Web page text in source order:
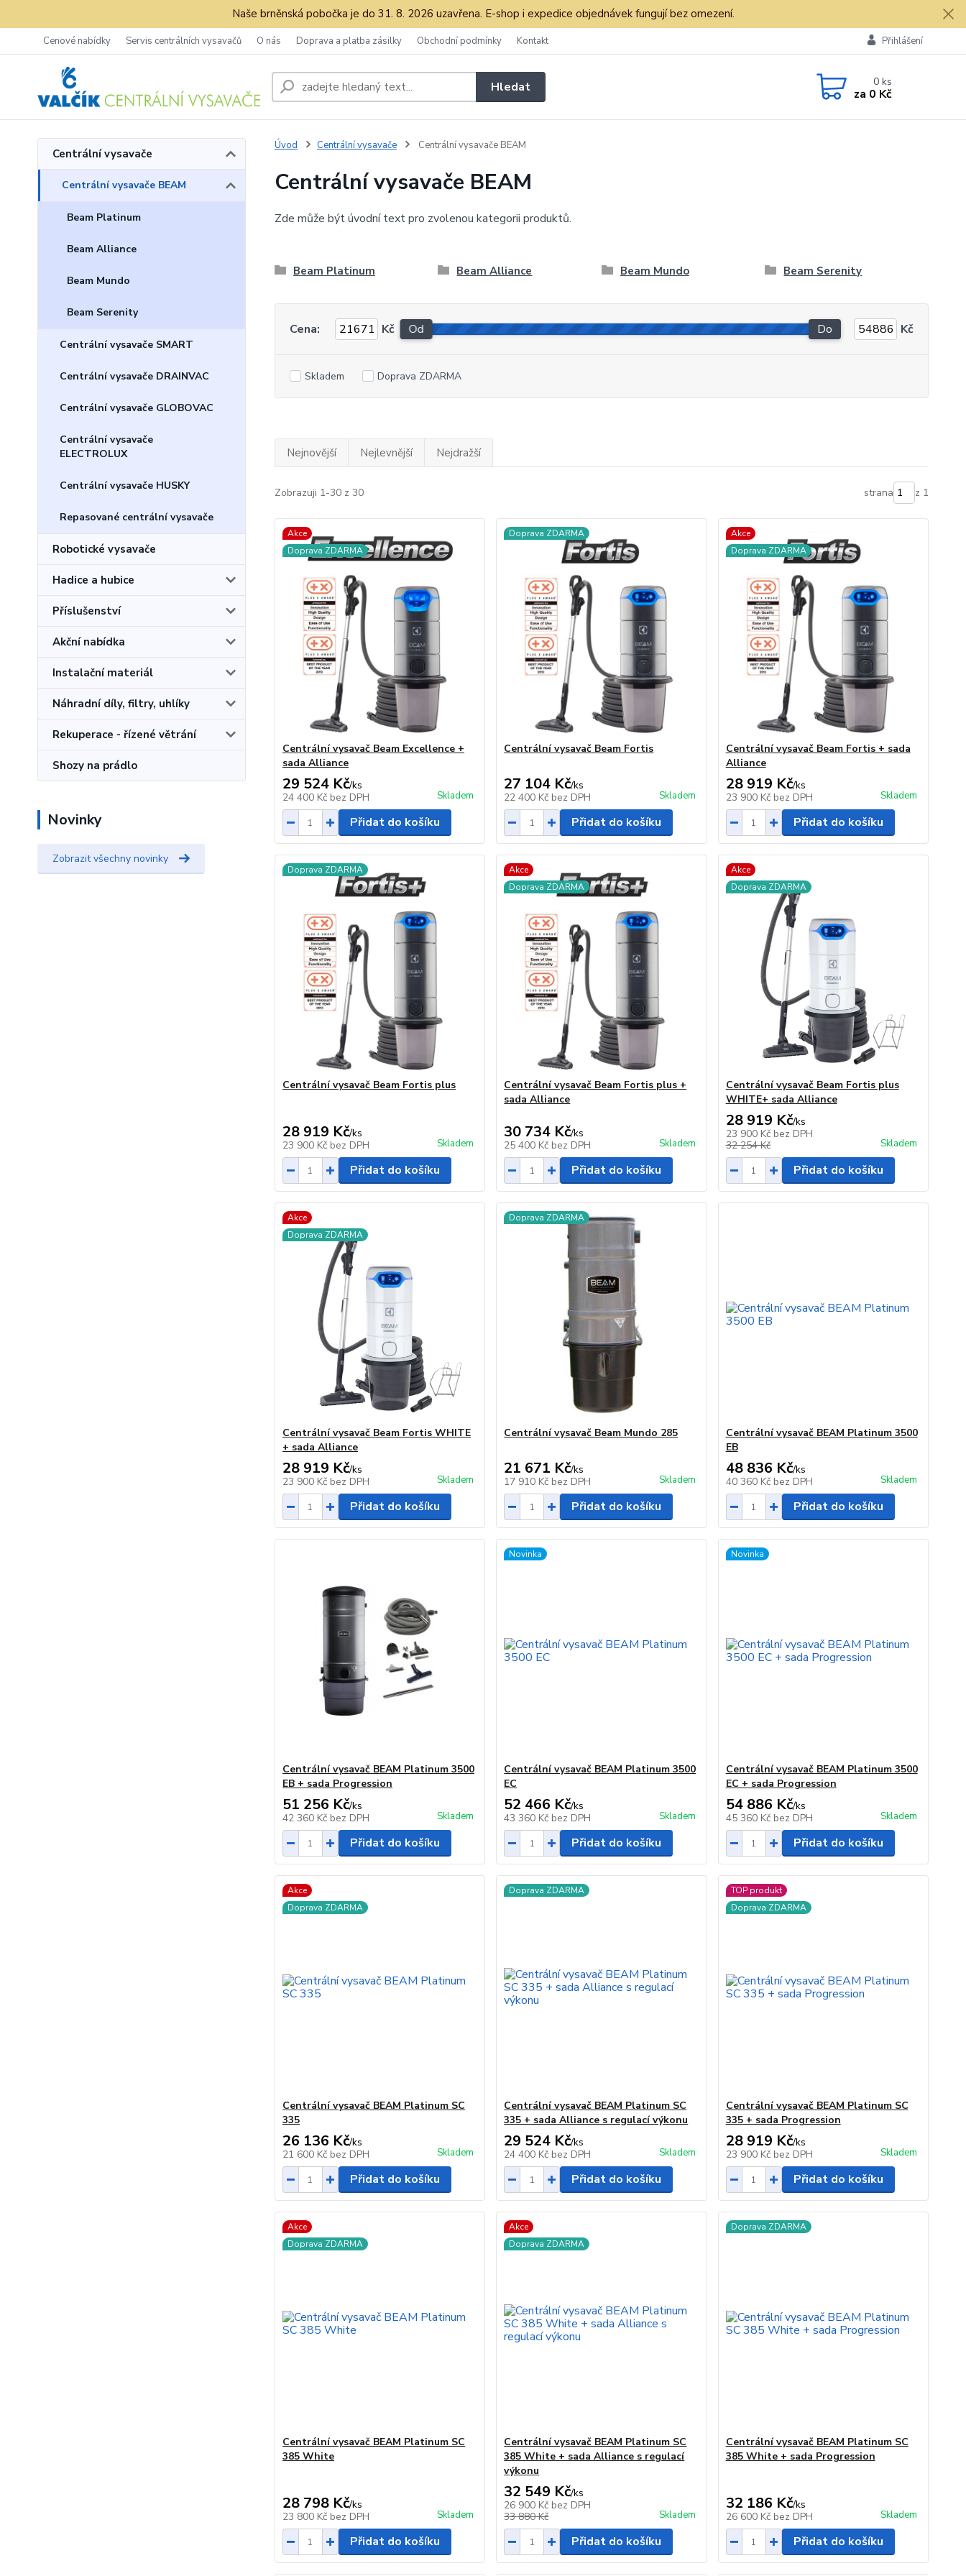
Naše brněnská pobočka je do 31. 8. 2026 uzavřena. E-shop i expedice objednávek fungují bez omezení.
Cenové nabídky Servis centrálních vysavačů O nás Doprava a platba zásilky Obchodní podmínky Kontakt Přihlášení
Hledat 0ks
za 0 Kč
Centrální vysavače
Centrální vysavače BEAM
Beam Platinum
Beam Alliance
Beam Mundo
Beam Serenity
Centrální vysavače SMART
Centrální vysavače DRAINVAC
Centrální vysavače GLOBOVAC
Centrální vysavače
ELECTROLUX
Centrální vysavače HUSKY
Repasované centrální vysavače
Robotické vysavače
Hadice a hubice
Příslušenství
Akční nabídka
Instalační materiál
Náhradní díly, filtry, uhlíky
Rekuperace - řízené větrání
Shozy na prádlo
Novinky
Zobrazit všechny novinky
Úvod Centrální vysavače Centrální vysavače BEAM
Centrální vysavače BEAM
Zde může být úvodní text pro zvolenou kategorii produktů.
Beam Platinum Beam Alliance Beam Mundo Beam Serenity
Cena: Kč Od Do Kč
Skladem Doprava ZDARMA
Nejnovější Nejlevnější Nejdražší
Zobrazuji 1-30 z 30 strana z 1
Akce
Doprava ZDARMA
Centrální vysavač Beam Excellence +
sada Alliance
29 524 Kč/ks
24 400 Kč bez DPH Skladem
Přidat do košíku
Doprava ZDARMA
Centrální vysavač Beam Fortis
27 104 Kč/ks
22 400 Kč bez DPH Skladem
Přidat do košíku
Akce
Doprava ZDARMA
Centrální vysavač Beam Fortis + sada
Alliance
28 919 Kč/ks
23 900 Kč bez DPH Skladem
Přidat do košíku
Doprava ZDARMA
Centrální vysavač Beam Fortis plus
28 919 Kč/ks
23 900 Kč bez DPH Skladem
Přidat do košíku
Akce
Doprava ZDARMA
Centrální vysavač Beam Fortis plus +
sada Alliance
30 734 Kč/ks
25 400 Kč bez DPH Skladem
Přidat do košíku
Akce
Doprava ZDARMA
Centrální vysavač Beam Fortis plus
WHITE+ sada Alliance
32 254 Kč
28 919 Kč/ks
23 900 Kč bez DPH
Skladem
Přidat do košíku
Akce
Doprava ZDARMA
Centrální vysavač Beam Fortis WHITE
+ sada Alliance
28 919 Kč/ks
23 900 Kč bez DPH Skladem
Přidat do košíku
Doprava ZDARMA
Centrální vysavač Beam Mundo 285
21 671 Kč/ks
17 910 Kč bez DPH Skladem
Přidat do košíku
Centrální vysavač BEAM Platinum 3500
EB
48 836 Kč/ks
40 360 Kč bez DPH Skladem
Přidat do košíku
Centrální vysavač BEAM Platinum 3500
EB + sada Progression
51 256 Kč/ks
42 360 Kč bez DPH Skladem
Přidat do košíku
Novinka
Centrální vysavač BEAM Platinum 3500
EC
52 466 Kč/ks
43 360 Kč bez DPH Skladem
Přidat do košíku
Novinka
Centrální vysavač BEAM Platinum 3500
EC + sada Progression
54 886 Kč/ks
45 360 Kč bez DPH Skladem
Přidat do košíku
Akce
Doprava ZDARMA
Centrální vysavač BEAM Platinum SC
335
26 136 Kč/ks
21 600 Kč bez DPH Skladem
Přidat do košíku
Doprava ZDARMA
Centrální vysavač BEAM Platinum SC
335 + sada Alliance s regulací výkonu
29 524 Kč/ks
24 400 Kč bez DPH Skladem
Přidat do košíku
TOP produkt
Doprava ZDARMA
Centrální vysavač BEAM Platinum SC
335 + sada Progression
28 919 Kč/ks
23 900 Kč bez DPH Skladem
Přidat do košíku
Akce
Doprava ZDARMA
Centrální vysavač BEAM Platinum SC
385 White
28 798 Kč/ks
23 800 Kč bez DPH Skladem
Přidat do košíku
Akce
Doprava ZDARMA
Centrální vysavač BEAM Platinum SC
385 White + sada Alliance s regulací
výkonu
33 880 Kč
32 549 Kč/ks
26 900 Kč bez DPH
Skladem
Přidat do košíku
Doprava ZDARMA
Centrální vysavač BEAM Platinum SC
385 White + sada Progression
32 186 Kč/ks
26 600 Kč bez DPH Skladem
Přidat do košíku